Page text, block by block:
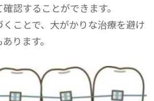
認することができます。
ことで、大がかりな治療を避け
ります。